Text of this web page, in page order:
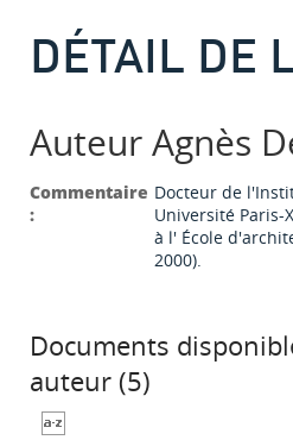
DÉTAIL DE
Auteur Agnès
Commentaire
:
Docteur de
Université Paris-
à l' École
2000).
Documents
auteur (5)